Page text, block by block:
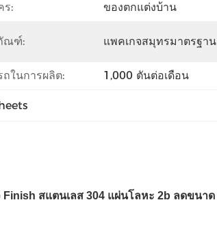
ร: ของตกแต่งบ้าน
ณฑ์: แพคเกจสมุทรมาตรฐาน
ถในการผลิต: 1,000 ตันต่อเดือน
Finish สแตนเลส 304 แผ่นโลหะ 2b ลดขนาด